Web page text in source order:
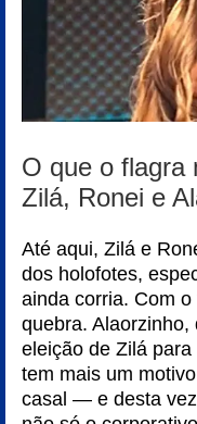
O que o flagra
Zilá, Ronei e
Até aqui, Zilá e
dos holofotes,
ainda corria. Com
quebra.
eleição de Zilá
tem mais um
casal — e desta